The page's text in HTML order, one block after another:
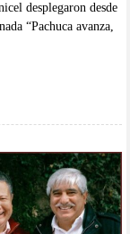
desplegaron desde
“Pachuca avanza,